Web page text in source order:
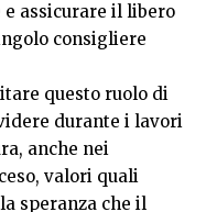
assicurare il libero
consigliere
questo ruolo di
durante i lavori
anche nei
valori quali
speranza che il